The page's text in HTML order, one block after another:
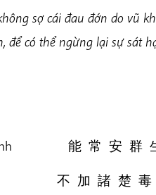
sợ cái đau đớn do vũ
để có thể ngừng lại sự sát
sanh 能 常 安 群
不 加 諸 楚 毒